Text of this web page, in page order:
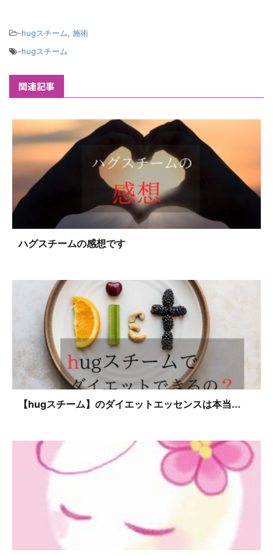
-hugスチーム, 施術
-hugスチーム
関連記事
ハグスチームの感想です
【hugスチーム】のダイエットエッセンスは本当...